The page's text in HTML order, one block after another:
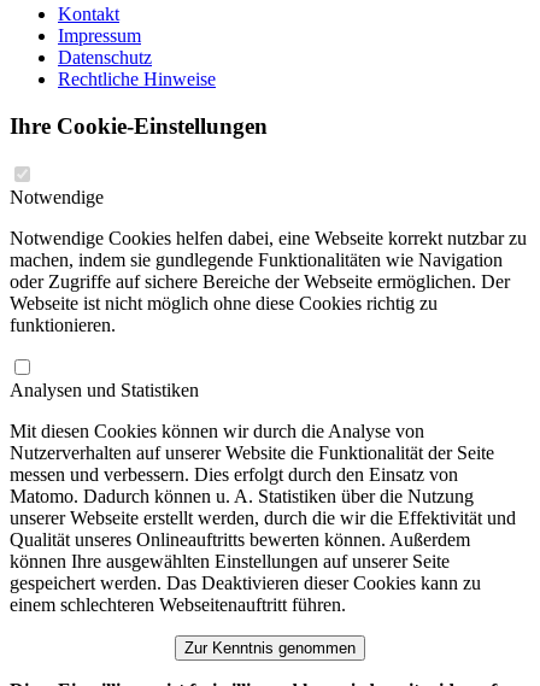
Kontakt
Impressum
Datenschutz
Rechtliche Hinweise
Ihre Cookie-Einstellungen
Notwendige
Notwendige Cookies helfen dabei, eine Webseite korrekt nutzbar zu
machen, indem sie gundlegende Funktionalitäten wie Navigation
oder Zugriffe auf sichere Bereiche der Webseite ermöglichen. Der
Webseite ist nicht möglich ohne diese Cookies richtig zu
funktionieren.
Analysen und Statistiken
Mit diesen Cookies können wir durch die Analyse von
Nutzerverhalten auf unserer Website die Funktionalität der Seite
messen und verbessern. Dies erfolgt durch den Einsatz von
Matomo. Dadurch können u. A. Statistiken über die Nutzung
unserer Webseite erstellt werden, durch die wir die Effektivität und
Qualität unseres Onlineauftritts bewerten können. Außerdem
können Ihre ausgewählten Einstellungen auf unserer Seite
gespeichert werden. Das Deaktivieren dieser Cookies kann zu
einem schlechteren Webseitenauftritt führen.
Zur Kenntnis genommen